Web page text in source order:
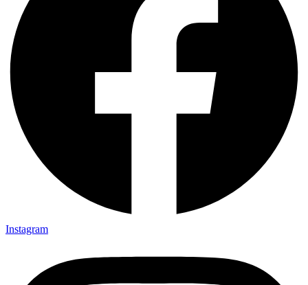
Instagram